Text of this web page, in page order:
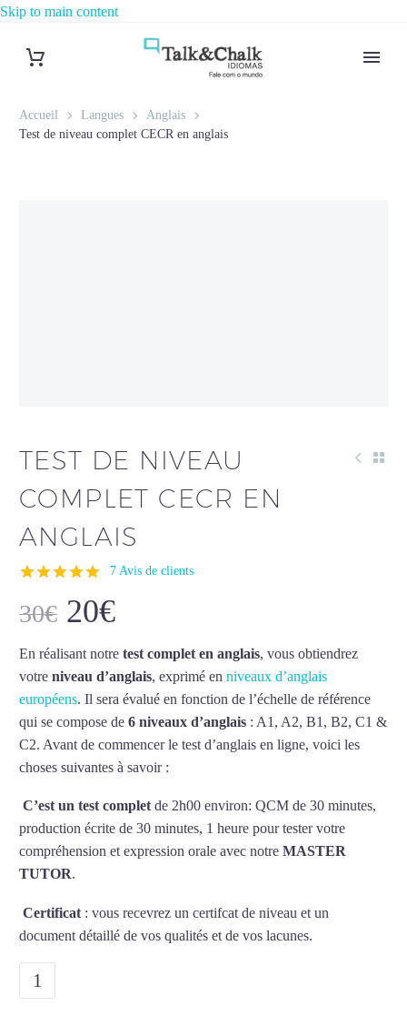
Skip to main content
Accueil Langues
Anglais
Test de niveau complet CECR en anglais
TEST DE NIVEAU
COMPLET CECR EN
ANGLAIS
sur 5 basé
notations
client
7 Avis de clients
30€
Le
prix
initial
était :
30€.
20€
Le
prix
actuel
est :
20€.
En réalisant notre test complet en anglais, vous obtiendrez
votre niveau d’anglais, exprimé en niveaux d’anglais
européens. Il sera évalué en fonction de l’échelle de référence
qui se compose de 6 niveaux d’anglais : A1, A2, B1, B2, C1 &
C2. Avant de commencer le test d’anglais en ligne, voici les
choses suivantes à savoir :
C’est un test complet de 2h00 environ: QCM de 30 minutes,
production écrite de 30 minutes, 1 heure pour tester votre
compréhension et expression orale avec notre MASTER
TUTOR.
Certificat : vous recevrez un certifcat de niveau et un
document détaillé de vos qualités et de vos lacunes.
quantité
de